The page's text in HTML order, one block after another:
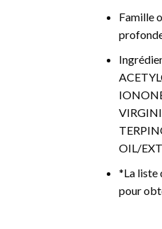
Famille
OIL/
*La liste
pour